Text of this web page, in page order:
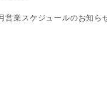
営業スケジュールのお知ら